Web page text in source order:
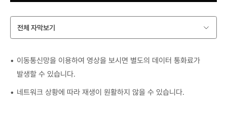
전체 자막보기
이동통신망을 이용하여 영상을 보시면 별도의 데이터 통화료가
발생할 수 있습니다.
네트워크 상황에 따라 재생이 원활하지 않을 수 있습니다.